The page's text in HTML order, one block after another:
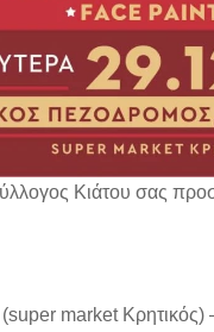
Κιάτου σας
market Κρητικός)